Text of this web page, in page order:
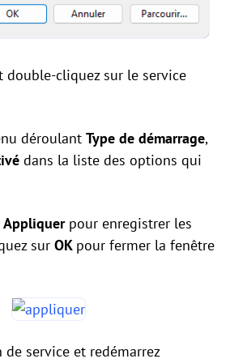
double-cliquez sur le service
déroulant Type de démarrage,
dans la liste des options qui
Appliquerpour enregistrer les
sur OK pour fermer la fenêtre
service et redémarrez